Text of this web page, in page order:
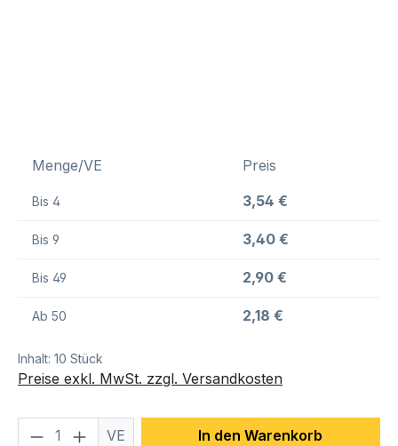
Menge/VE Preis
Bis 4 3,54 €
Bis 9 3,40 €
Bis 49 2,90 €
Ab 50 2,18 €
Inhalt: 10 Stück
Preise exkl. MwSt. zzgl. Versandkosten
Produkt Anzahl: Gib den
VE In den Warenkorb